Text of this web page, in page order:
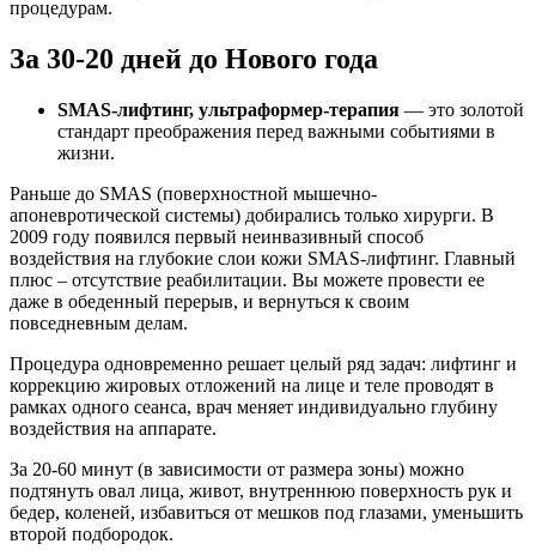
процедурам.
За 30-20 дней до Нового года
SMAS-лифтинг, ультраформер-терапия — это золотой
стандарт преображения перед важными событиями в
жизни.
Раньше до SMAS (поверхностной мышечно-
апоневротической системы) добирались только хирурги. В
2009 году появился первый неинвазивный способ
воздействия на глубокие слои кожи SMAS-лифтинг. Главный
плюс – отсутствие реабилитации. Вы можете провести ее
даже в обеденный перерыв, и вернуться к своим
повседневным делам.
Процедура одновременно решает целый ряд задач: лифтинг и
коррекцию жировых отложений на лице и теле проводят в
рамках одного сеанса, врач меняет индивидуально глубину
воздействия на аппарате.
За 20-60 минут (в зависимости от размера зоны) можно
подтянуть овал лица, живот, внутреннюю поверхность рук и
бедер, коленей, избавиться от мешков под глазами, уменьшить
второй подбородок.